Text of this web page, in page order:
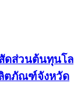
ดส่วนต้นทุนโล
ตภัณฑ์จังหวัด